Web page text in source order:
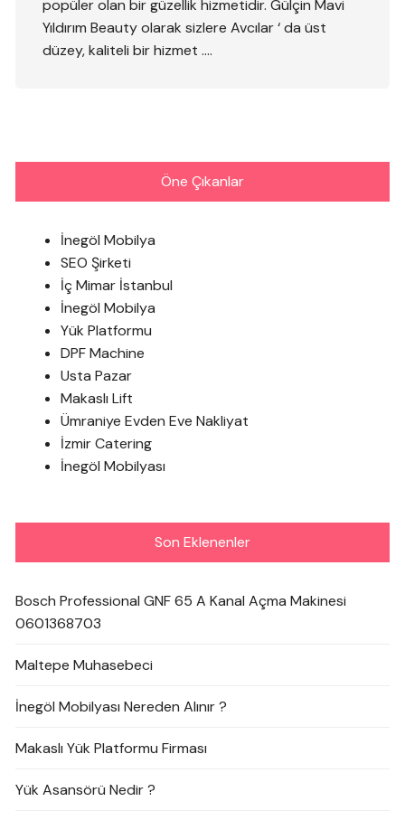
popüler olan bir güzellik hizmetidir. Gülçin Mavi
Yıldırım Beauty olarak sizlere Avcılar ‘ da üst
düzey, kaliteli bir hizmet ….
Öne Çıkanlar
İnegöl Mobilya
SEO Şirketi
İç Mimar İstanbul
İnegöl Mobilya
Yük Platformu
DPF Machine
Usta Pazar
Makaslı Lift
Ümraniye Evden Eve Nakliyat
İzmir Catering
İnegöl Mobilyası
Son Eklenenler
Bosch Professional GNF 65 A Kanal Açma Makinesi
0601368703
Maltepe Muhasebeci
İnegöl Mobilyası Nereden Alınır ?
Makaslı Yük Platformu Firması
Yük Asansörü Nedir ?